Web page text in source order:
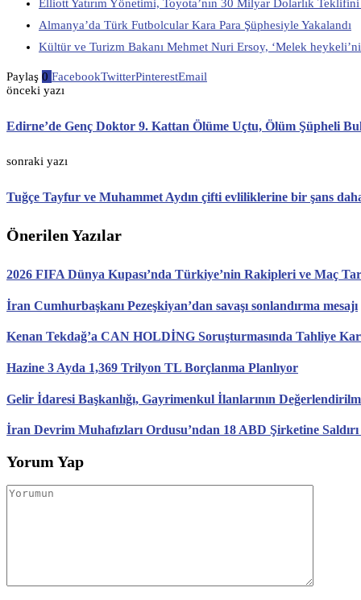
Elliott Yatırım Yönetimi, Toyota’nın 30 Milyar Dolarlık
Almanya’da Türk Futbolcular Kara Para Şüphesiyle Yakalandı
Kültür ve Turizm Bakanı Mehmet Nuri Ersoy, ‘Melek
Paylaş 0 FacebookTwitterPinterestEmail
önceki yazı
Edirne’de Genç Doktor 9. Kattan Ölüme Uçtu, Ölüm Şüpheli
sonraki yazı
Tuğçe Tayfur ve Muhammet Aydın çifti evliliklerine bir şans
Önerilen Yazılar
2026 FIFA Dünya Kupası’nda Türkiye’nin Rakipleri ve Maç
İran Cumhurbaşkanı Pezeşkiyan’dan savaşı sonlandırma mesajı
Kenan Tekdağ’a CAN HOLDİNG Soruşturmasında Tahliye
Hazine 3 Ayda 1,369 Trilyon TL Borçlanma Planlıyor
Gelir İdaresi Başkanlığı, Gayrimenkul İlanlarının
İran Devrim Muhafızları Ordusu’ndan 18 ABD Şirketine
Yorum Yap